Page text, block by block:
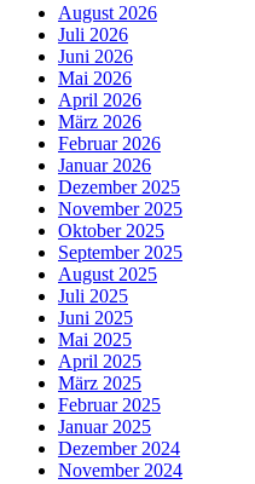
August 2026
Juli 2026
Juni 2026
Mai 2026
April 2026
März 2026
Februar 2026
Januar 2026
Dezember 2025
November 2025
Oktober 2025
September 2025
August 2025
Juli 2025
Juni 2025
Mai 2025
April 2025
März 2025
Februar 2025
Januar 2025
Dezember 2024
November 2024